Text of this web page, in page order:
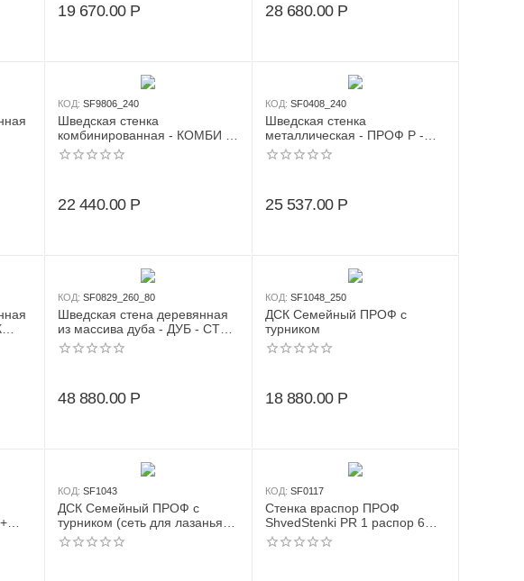
19 670.00 Р 28 680.00 Р
КОД: SF9806_240
Шведская стенка
комбинированная - КОМБИ -
ТСН (стенка + турник
семейный навесной)
22 440.00 Р
КОД: SF0408_240
Шведская стенка
металлическая - ПРОФ P -
ТСН+2 Металл-ПВХ (стенка +
турник семейный навесной +
25 537.00 Р
КОД: SF0829_260_80
Шведская стена деревянная
из массива дуба - ДУБ - СТ+
(стенка + турник семейный +
канат + кольца деревянные)
48 880.00 Р
КОД: SF1048_250
ДСК Семейный ПРОФ с
турником
18 880.00 Р
КОД: SF1043
ДСК Семейный ПРОФ с
турником (сеть для лазанья +
качели + канат + кольца +
груша бокс.)
КОД: SF0117
Стенка враспор ПРОФ
ShvedStenki PR 1 распор 6
точек - СТ-канат-кольца
деревянные (2.57 - 2.97 м)